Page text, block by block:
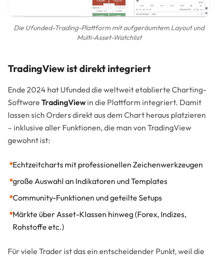
Die Ufunded-Trading-Plattform mit aufgeräumtem Layout und
Multi-Asset-Watchlist
TradingView ist direkt integriert
Ende 2024 hat Ufunded die weltweit etablierte Charting-
Software TradingView in die Plattform integriert. Damit
lassen sich Orders direkt aus dem Chart heraus platzieren
– inklusive aller Funktionen, die man von TradingView
gewohnt ist:
Echtzeitcharts mit professionellen Zeichenwerkzeugen
große Auswahl an Indikatoren und Templates
Community-Funktionen und geteilte Setups
Märkte über Asset-Klassen hinweg (Forex, Indizes,
Rohstoffe etc.)
Für viele Trader ist das ein entscheidender Punkt, weil die